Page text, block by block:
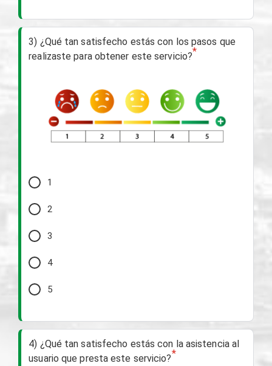
3) ¿Qué tan satisfecho estás con los pasos que
realizaste para obtener este servicio?*
1
2
3
4
5
4) ¿Qué tan satisfecho estás con la asistencia al
usuario que presta este servicio?*